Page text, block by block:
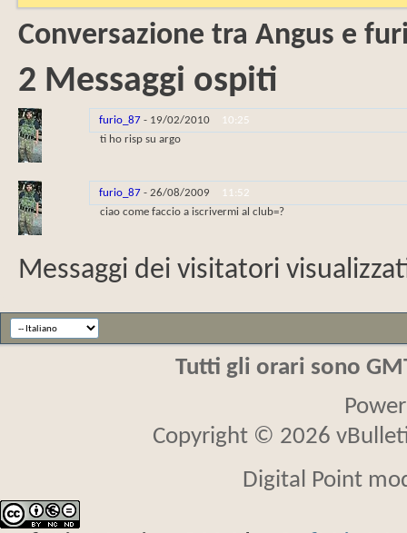
Conversazione tra Angus e
2 Messaggi ospiti
furio_87 - 19/02/2010
10:25
ti ho risp su argo
furio_87 - 26/08/2009
11:52
ciao come faccio a iscrivermi al club=?
Messaggi dei visitatori
Tutti gli orari sono
Copyright © 2026
Digital Point